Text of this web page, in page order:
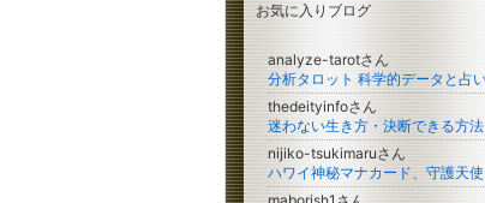
お気に入りブログ
analyze-tarotさん
thedeityinfoさん
迷わない生き方・決断できる方法
nijiko-tsukimaruさん